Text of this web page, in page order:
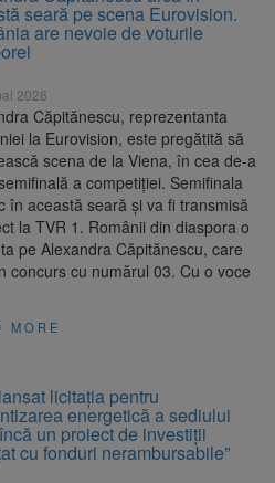
seară pe scena Eurovision.
are nevoie de voturile
2026
Căpitănescu, reprezentanta
la Eurovision, este pregătită să
scena de la Viena, în cea de-a
a competiției. Semifinala
în această seară și va fi transmisă
la TVR 1. Românii din diaspora o
pe Alexandra Căpitănescu, care
concurs cu numărul 03. Cu o voce
MORE
licitația pentru
energetică a sediului
un proiect de investiții
cu fonduri nerambursabile”